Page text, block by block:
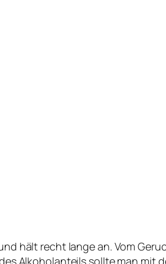
hält recht lange an. Vom